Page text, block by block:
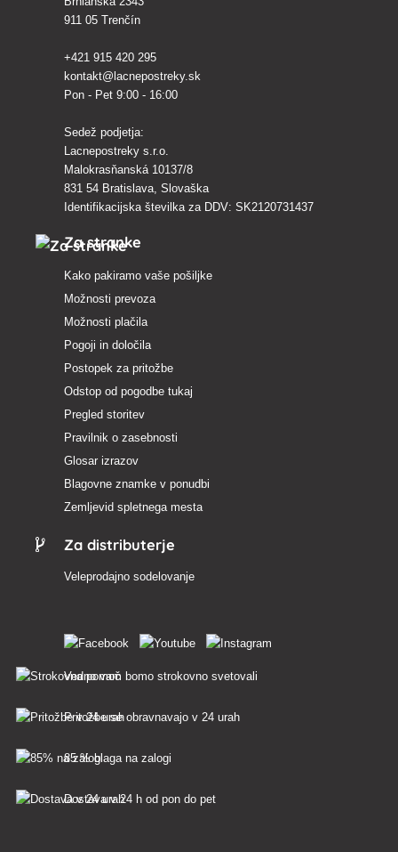
911 05 Trenčín
+421 915 420 295
kontakt@lacnepostreky.sk
Pon - Pet 9:00 - 16:00
Sedež podjetja:
Lacnepostreky s.r.o.
Malokrasňanská 10137/8
831 54 Bratislava, Slovaška
Identifikacijska številka za DDV: SK2120731437
Za stranke
Kako pakiramo vaše pošiljke
Možnosti prevoza
Možnosti plačila
Pogoji in določila
Postopek za pritožbe
Odstop od pogodbe tukaj
Pregled storitev
Pravilnik o zasebnosti
Glosar izrazov
Blagovne znamke v ponudbi
Zemljevid spletnega mesta
Za distributerje
Veleprodajno sodelovanje
Vedno vam bomo strokovno svetovali
Pritožbe se obravnavajo v 24 urah
85 % blaga na zalogi
Dostava v 24 h od pon do pet